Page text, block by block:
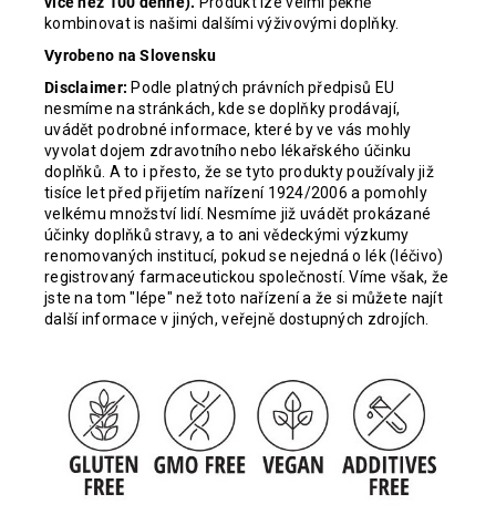
kombinovat is našimi dalšími výživovými doplňky.
Vyrobeno na Slovensku
Disclaimer:Podle platných právních předpisů EU
nesmíme na stránkách, kde se doplňky prodávají,
uvádět podrobné informace, které by ve vás mohly
vyvolat dojem zdravotního nebo lékařského účinku
doplňků. A to i přesto, že se tyto produkty používaly již
tisíce let před přijetím nařízení 1924/2006 a pomohly
velkému množství lidí. Nesmíme již uvádět prokázané
účinky doplňků stravy, a to ani vědeckými výzkumy
renomovaných institucí, pokud se nejedná o lék (léčivo)
registrovaný farmaceutickou společností. Víme však, že
jste na tom "lépe" než toto nařízení a že si můžete najít
další informace v jiných, veřejně dostupných zdrojích.